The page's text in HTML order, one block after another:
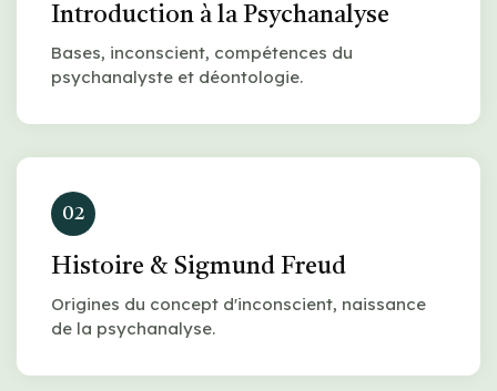
Introduction à la Psychanalyse
Bases, inconscient, compétences du
psychanalyste et déontologie.
02
Histoire & Sigmund Freud
Origines du concept d'inconscient, naissance
de la psychanalyse.